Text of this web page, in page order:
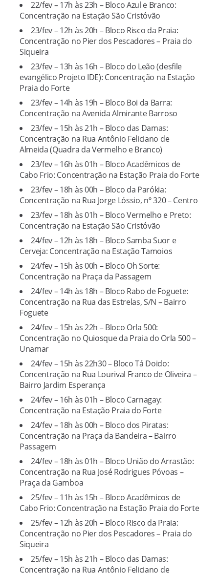
22/fev – 17h às 23h – Bloco Azul e Branco:
Concentração na Estação São Cristóvão
23/fev – 12h às 20h – Bloco Risco da Praia:
Concentração no Pier dos Pescadores – Praia do
Siqueira
23/fev – 13h às 16h – Bloco do Leão (desfile
evangélico Projeto IDE): Concentração na Estação
Praia do Forte
23/fev – 14h às 19h – Bloco Boi da Barra:
Concentração na Avenida Almirante Barroso
23/fev – 15h às 21h – Bloco das Damas:
Concentração na Rua Antônio Feliciano de
Almeida (Quadra da Vermelho e Branco)
23/fev – 16h às 01h – Bloco Acadêmicos de
Cabo Frio: Concentração na Estação Praia do Forte
23/fev – 18h às 00h – Bloco da Parókia:
Concentração na Rua Jorge Lóssio, nº 320 – Centro
23/fev – 18h às 01h – Bloco Vermelho e Preto:
Concentração na Estação São Cristóvão
24/fev – 12h às 18h – Bloco Samba Suor e
Cerveja: Concentração na Estação Tamoios
24/fev – 15h às 00h – Bloco Oh Sorte:
Concentração na Praça da Passagem
24/fev – 14h às 18h – Bloco Rabo de Foguete:
Concentração na Rua das Estrelas, S/N – Bairro
Foguete
24/fev – 15h às 22h – Bloco Orla 500:
Concentração no Quiosque da Praia do Orla 500 –
Unamar
24/fev – 15h às 22h30 – Bloco Tá Doido:
Concentração na Rua Lourival Franco de Oliveira –
Bairro Jardim Esperança
24/fev – 16h às 01h – Bloco Carnagay:
Concentração na Estação Praia do Forte
24/fev – 18h às 00h – Bloco dos Piratas:
Concentração na Praça da Bandeira – Bairro
Passagem
24/fev – 18h às 01h – Bloco União do Arrastão:
Concentração na Rua José Rodrigues Póvoas –
Praça da Gamboa
25/fev – 11h às 15h – Bloco Acadêmicos de
Cabo Frio: Concentração na Estação Praia do Forte
25/fev – 12h às 20h – Bloco Risco da Praia:
Concentração no Pier dos Pescadores – Praia do
Siqueira
25/fev – 15h às 21h – Bloco das Damas:
Concentração na Rua Antônio Feliciano de